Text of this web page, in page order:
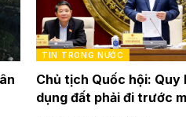
TIN TRONG NƯỚC
Chủ tịch Quốc hội: Quy
dụng đất phải đi trước